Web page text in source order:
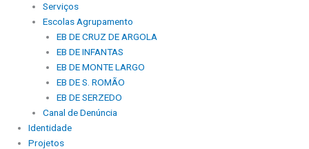
Serviços
Escolas Agrupamento
EB DE CRUZ DE ARGOLA
EB DE INFANTAS
EB DE MONTE LARGO
EB DE S. ROMÃO
EB DE SERZEDO
Canal de Denúncia
Identidade
Projetos